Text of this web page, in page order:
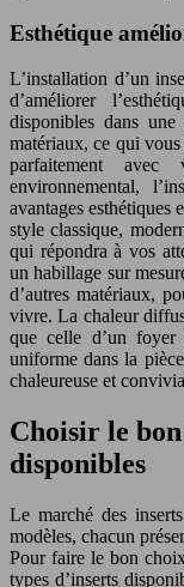
Esthétique
L’installation d’un
d’améliorer
disponibles dans
matériaux, ce qui
parfaitement avec
environnemental,
avantages esthétiques
style classique,
qui répondra à vos
un habillage sur
d’autres matériaux,
vivre. La chaleur
que celle d’un
uniforme dans la
chaleureuse et
Choisir le
disponibles
Le marché des
modèles, chacun
Pour faire le bon
types d’inserts